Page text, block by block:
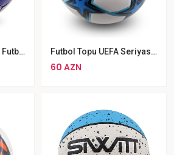
Rəngbərəng Chelsea Futbol Topu 5 Nömrəli Kamanda Oyunu Üçün Futbol Topu Futbol Topu UEFA Seriyası 21-22 Mavi Futbol Topu Sürüşməyən Yumşaq Teksturalı Futbol Topu Ölçü 5
60 AZN